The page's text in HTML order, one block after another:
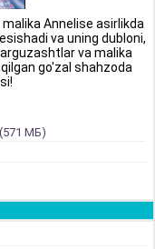
Annelise asirlikda
va uning dubloni,
va malika
go'zal shahzoda
(571 МБ)